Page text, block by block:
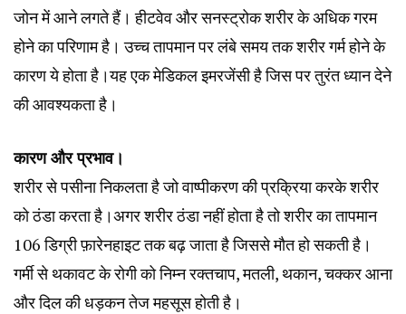
जोन में आने लगते हैं। हीटवेव और सनस्ट्रोक शरीर के अधिक गरम
होने का परिणाम है। उच्च तापमान पर लंबे समय तक शरीर गर्म होने के
कारण ये होता है।यह एक मेडिकल इमरजेंसी है जिस पर तुरंत ध्यान देने
की आवश्यकता है।
कारण और प्रभाव।
शरीर से पसीना निकलता है जो वाष्पीकरण की प्रक्रिया करके शरीर
को ठंडा करता है।अगर शरीर ठंडा नहीं होता है तो शरीर का तापमान
106 डिग्री फ़ारेनहाइट तक बढ़ जाता है जिससे मौत हो सकती है।
गर्मी से थकावट के रोगी को निम्न रक्तचाप, मतली, थकान, चक्कर आना
और दिल की धड़कन तेज महसूस होती है।